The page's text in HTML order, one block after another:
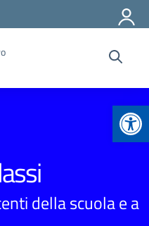
della scuola e a